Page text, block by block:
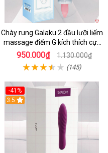
Chày rung Galaku 2 đầu lưỡi liếm
massage điểm G kích thích cực
mạnh
950.000₫ 1.130.000₫
(145)
-41%
3.5